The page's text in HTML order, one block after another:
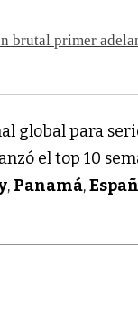
brutal primer
global para
el top 10
, Panamá,